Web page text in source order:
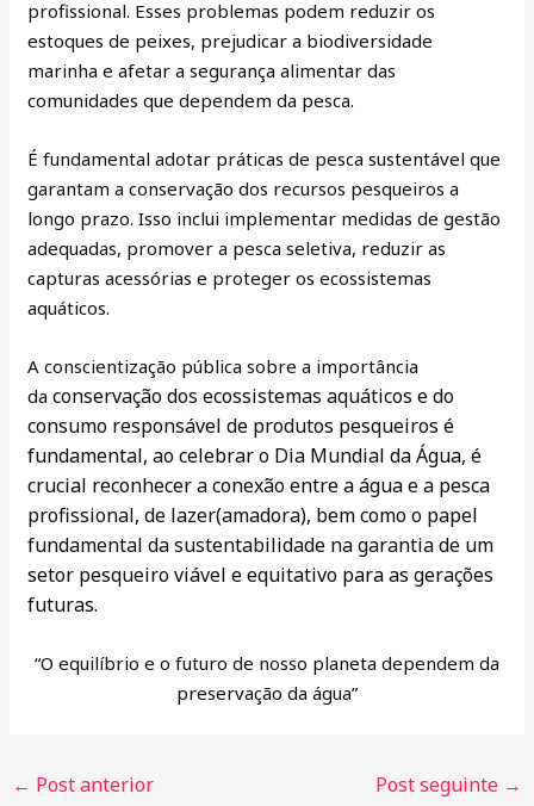
profissional. Esses problemas podem reduzir os
estoques de peixes, prejudicar a biodiversidade
marinha e afetar a segurança alimentar das
comunidades que dependem da pesca.
É fundamental adotar práticas de pesca sustentável que
garantam a conservação dos recursos pesqueiros a
longo prazo. Isso inclui implementar medidas de gestão
adequadas, promover a pesca seletiva, reduzir as
capturas acessórias e proteger os ecossistemas
aquáticos.
A conscientização pública sobre a importância
da conservação dos ecossistemas aquáticos e do
consumo responsável de produtos pesqueiros é
fundamental, ao celebraro Dia Mundial da Água, é
crucial reconhecer a conexão entre a água e a pesca
profissional, de lazer(amadora), bem como o papel
fundamental da sustentabilidade na garantia de um
setor pesqueiro viável e equitativo para as gerações
futuras.
“O equilíbrio e o futuro de nosso planeta dependem da
preservação da água”
← Post anterior Post seguinte →